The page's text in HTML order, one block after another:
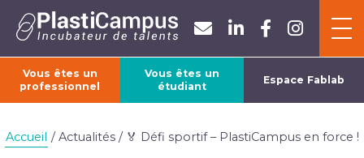
Vous êtes un
professionnel
Vous êtes un
étudiant
Espace Fablab
ACCUEIL
Accueil / Actualités / 🏅 Défi sportif – PlastiCampus en force !
Panneau de gestion des cookies